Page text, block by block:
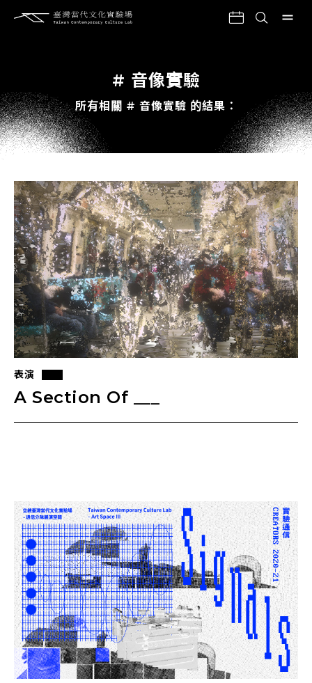
# 音像實驗
所有相關 # 音像實驗 的結果：
表演
A Section Of ___